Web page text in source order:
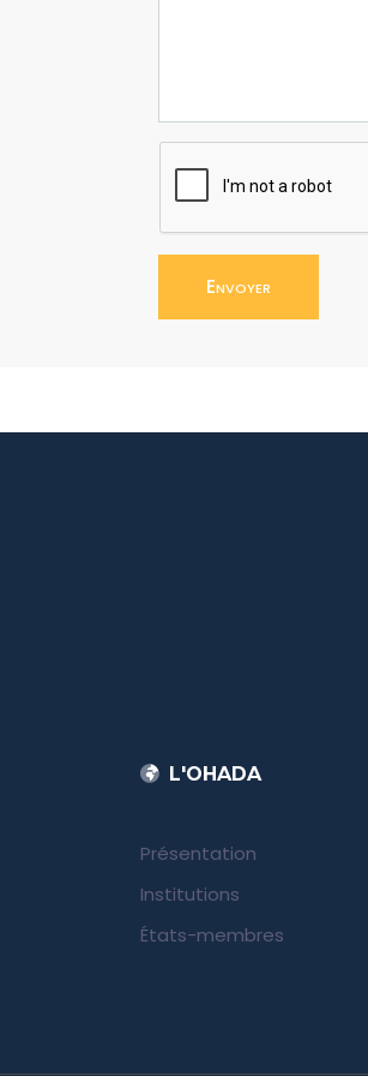
Envoyer
L'OHADA
Présentation
Institutions
États-membres